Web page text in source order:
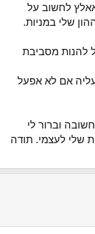
לחשוב על
שלי במניות.
להנות מסביבת
אם לא אפעל
וברור לי
שלי לעצמי. תודה